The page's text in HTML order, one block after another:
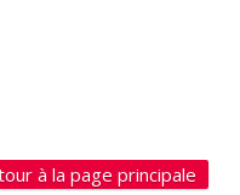
à la page principale